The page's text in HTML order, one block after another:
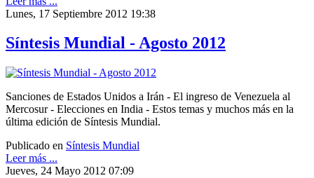
Lunes, 17 Septiembre 2012 19:38
Síntesis Mundial - Agosto 2012
Sanciones de Estados Unidos a Irán - El ingreso de Venezuela al
Mercosur - Elecciones en India - Estos temas y muchos más en la
última edición de Síntesis Mundial.
Publicado en Síntesis Mundial
Leer más ...
Jueves, 24 Mayo 2012 07:09